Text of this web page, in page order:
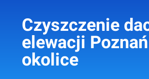
Czyszczenie
elewacji
okolice